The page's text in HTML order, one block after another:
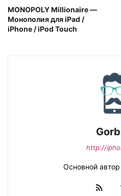
MONOPOLY Millionaire —
Монополия для iPad /
iPhone / iPod Touch
http://
Основной